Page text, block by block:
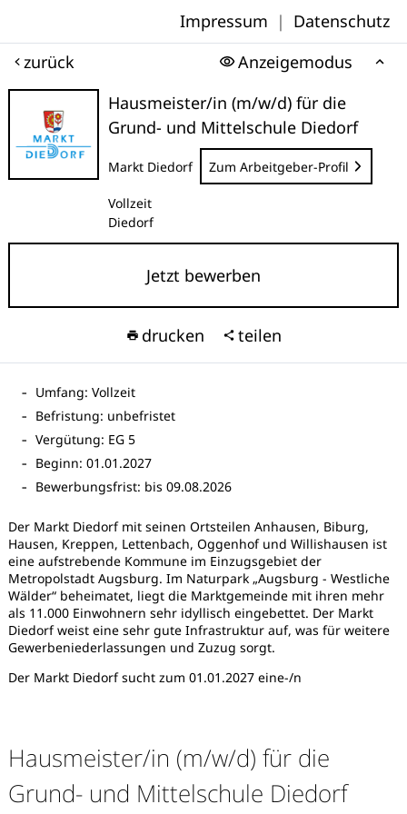
Impressum | Datenschutz
zurück
Anzeigemodus
Hausmeister/in (m/w/d) für die
Grund- und Mittelschule Diedorf
Markt Diedorf Zum Arbeitgeber-Profil
Vollzeit
Diedorf
Jetzt bewerben
drucken teilen
Umfang: Vollzeit
Befristung: unbefristet
Vergütung: EG 5
Beginn: 01.01.2027
Bewerbungsfrist: bis 09.08.2026
Der Markt Diedorf mit seinen Ortsteilen Anhausen, Biburg,
Hausen, Kreppen, Lettenbach, Oggenhof und Willishausen ist
eine aufstrebende Kommune im Einzugsgebiet der
Metropolstadt Augsburg. Im Naturpark „Augsburg - Westliche
Wälder“ beheimatet, liegt die Marktgemeinde mit ihren mehr
als 11.000 Einwohnern sehr idyllisch eingebettet. Der Markt
Diedorf weist eine sehr gute Infrastruktur auf, was für weitere
Gewerbeniederlassungen und Zuzug sorgt.
Der Markt Diedorf sucht zum 01.01.2027 eine-/n
Hausmeister/in (m/w/d) für die
Grund- und Mittelschule Diedorf
Karte anzeigen